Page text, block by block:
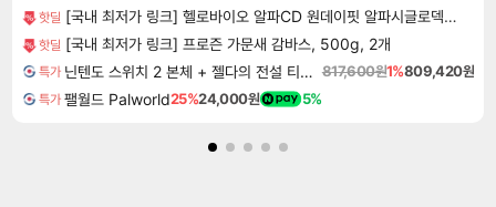
핫딜 [국내 최저가 링크] 헬로바이오 알파CD 원데이핏 알파시글로덱스트린, 3g, 14포, 12개
핫딜 [국내 최저가 링크] 프로즌 가문새 감바스, 500g, 2개
특가 닌텐도 스위치 2 본체 + 젤다의 전설 티어스 오브 더 킹덤 닌텐도 스위치 2 에디션 + 젤다의 전설 브레스 오브 더 와일드 닌텐도 스위치 2 에디션 번들 817,600원1%809,420원
특가 팰월드 Palworld25%24,000원 5%